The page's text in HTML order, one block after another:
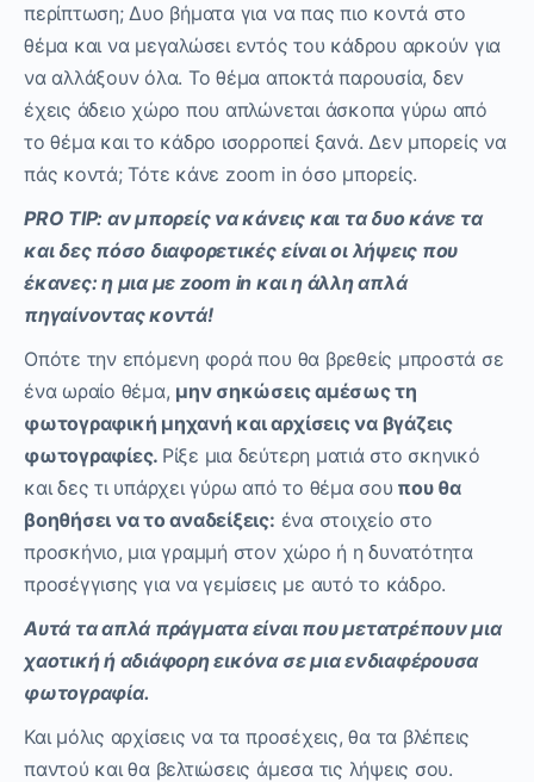
περίπτωση; Δυο βήματα για να πας πιο κοντά στο
θέμα και να μεγαλώσει εντός του κάδρου αρκούν για
να αλλάξουν όλα. Το θέμα αποκτά παρουσία, δεν
έχεις άδειο χώρο που απλώνεται άσκοπα γύρω από
το θέμα και το κάδρο ισορροπεί ξανά. Δεν μπορείς να
πάς κοντά; Τότε κάνε zoom in όσο μπορείς.
PRO TIP: αν μπορείς να κάνεις και τα δυο κάνε τα
και δες πόσο διαφορετικές είναι οι λήψεις που
έκανες: η μια με zoom in και η άλλη απλά
πηγαίνοντας κοντά!
Οπότε την επόμενη φορά που θα βρεθείς μπροστά σε
ένα ωραίο θέμα, μην σηκώσεις αμέσως τη
φωτογραφική μηχανή και αρχίσεις να βγάζεις
φωτογραφίες. Ρίξε μια δεύτερη ματιά στο σκηνικό
και δες τι υπάρχει γύρω από το θέμα σου που θα
βοηθήσει να το αναδείξεις: ένα στοιχείο στο
προσκήνιο, μια γραμμή στον χώρο ή η δυνατότητα
προσέγγισης για να γεμίσεις με αυτό το κάδρο.
Αυτά τα απλά πράγματα είναι που μετατρέπουν μια
χαοτική ή αδιάφορη εικόνα σε μια ενδιαφέρουσα
φωτογραφία.
Και μόλις αρχίσεις να τα προσέχεις, θα τα βλέπεις
παντού και θα βελτιώσεις άμεσα τις λήψεις σου.